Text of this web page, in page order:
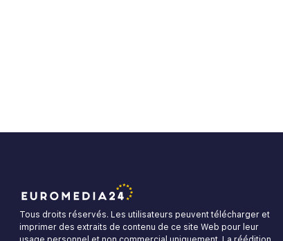
Tous droits réservés. Les utilisateurs peuvent télécharger et
imprimer des extraits de contenu de ce site Web pour leur